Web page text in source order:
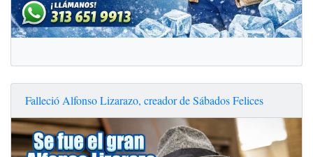
Falleció Alfonso Lizarazo, creador de Sábados Felices